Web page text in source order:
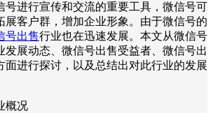
号进行宣传和交流的重要工具，微信号可
展客户群，增加企业形象。由于微信号的
号出售行业也在迅速发展。本文从微信号
发展动态、微信号出售受益者、微信号出
面进行探讨，以及总结出对此行业的发展
概况